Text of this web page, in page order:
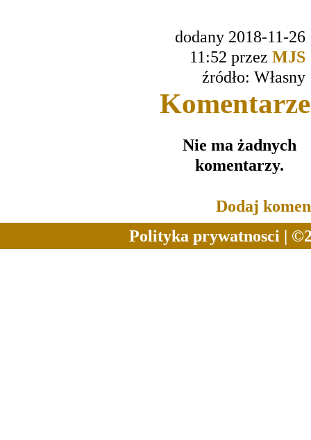
dodany 2018-11-26
11:52 przez MJS
źródło: Własny
Nie ma żadnych
komentarzy.
Dodaj
Polityka prywatnosci |